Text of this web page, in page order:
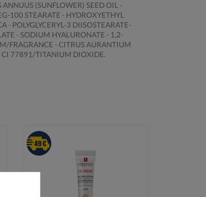
(SUNFLOWER) SEED OIL -
100 STEARATE - HYDROXYETHYL
- POLYGLYCERYL-3 DIISOSTEARATE-
- SODIUM HYALURONATE - 1,2-
FRAGRANCE - CITRUS AURANTIUM
CI 77891/TITANIUM DIOXIDE.